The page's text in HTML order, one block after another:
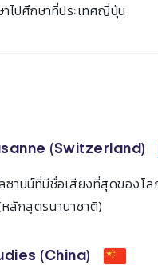
ไปศึกษาที่ประเทศญี่ปุ่น
(Switzerland)
ซานน์ที่มีชื่อเสียงที่สุดของ
ลักสูตรนานาชาติ)
(China)